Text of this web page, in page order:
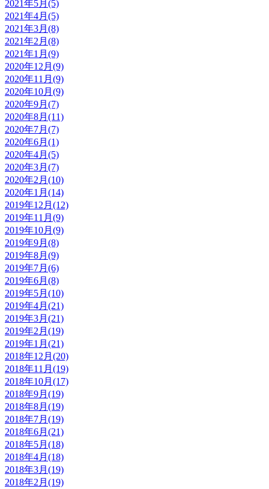
2021年5月(5)
2021年4月(5)
2021年3月(8)
2021年2月(8)
2021年1月(9)
2020年12月(9)
2020年11月(9)
2020年10月(9)
2020年9月(7)
2020年8月(11)
2020年7月(7)
2020年6月(1)
2020年4月(5)
2020年3月(7)
2020年2月(10)
2020年1月(14)
2019年12月(12)
2019年11月(9)
2019年10月(9)
2019年9月(8)
2019年8月(9)
2019年7月(6)
2019年6月(8)
2019年5月(10)
2019年4月(21)
2019年3月(21)
2019年2月(19)
2019年1月(21)
2018年12月(20)
2018年11月(19)
2018年10月(17)
2018年9月(19)
2018年8月(19)
2018年7月(19)
2018年6月(21)
2018年5月(18)
2018年4月(18)
2018年3月(19)
2018年2月(19)